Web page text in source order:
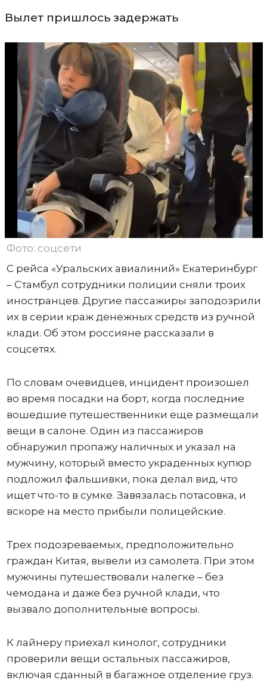
Вылет пришлось задержать
Фото: соцсети
С рейса «Уральских авиалиний» Екатеринбург
– Стамбул сотрудники полиции сняли троих
иностранцев. Другие пассажиры заподозрили
их в серии краж денежных средств из ручной
клади. Об этом россияне рассказали в
соцсетях.
По словам очевидцев, инцидент произошел
во время посадки на борт, когда последние
вошедшие путешественники еще размещали
вещи в салоне. Один из пассажиров
обнаружил пропажу наличных и указал на
мужчину, который вместо украденных купюр
подложил фальшивки, пока делал вид, что
ищет что-то в сумке. Завязалась потасовка, и
вскоре на место прибыли полицейские.
Трех подозреваемых, предположительно
граждан Китая, вывели из самолета. При этом
мужчины путешествовали налегке – без
чемодана и даже без ручной клади, что
вызвало дополнительные вопросы.
К лайнеру приехал кинолог, сотрудники
проверили вещи остальных пассажиров,
включая сданный в багажное отделение груз.